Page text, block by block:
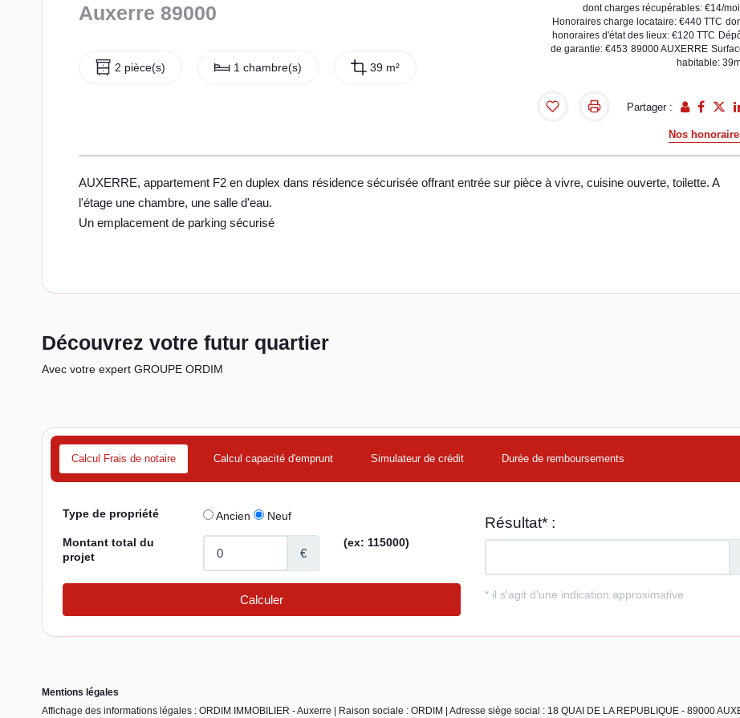
Auxerre 89000
2 pièce(s) 1 chambre(s) 39 m²
dont charges récupérables: €14/
Honoraires charge locataire: €440 TTC
honoraires d'état des lieux: €120 TTC
de garantie: €453 89000 AUXERRE
habitable:
Partager :
Nos
AUXERRE, appartement F2 en duplex dans résidence sécurisée offrant entrée sur pièce à vivre, cuisine ouverte, toilette. A
l'étage une chambre, une salle d'eau.
Un emplacement de parking sécurisé
Découvrez votre futur quartier
Avec votre expert GROUPE ORDIM
Calcul Frais de notaire Calcul capacité d'emprunt Simulateur de crédit Durée de remboursements
Mentions légales
Affichage des informations légales : ORDIM IMMOBILIER - Auxerre | Raison sociale : ORDIM | Adresse siège social : 18 QUAI DE LA REPUBLIQUE - 89000